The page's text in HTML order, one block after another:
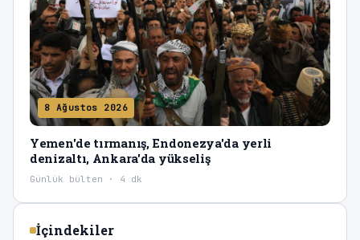
8 Ağustos 2026
Yemen'de tırmanış, Endonezya'da yerli
denizaltı, Ankara'da yükseliş
Günlük bülten · 4 dk
İçindekiler